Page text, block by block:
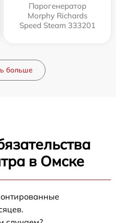
Парогенератор
Morphy Richards
Speed Steam 333201
больше
в Омске